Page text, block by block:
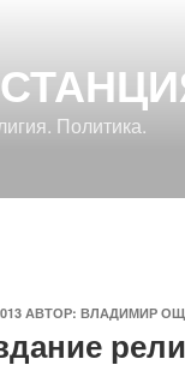
Политика.
АВТОР: ВЛАДИМИР